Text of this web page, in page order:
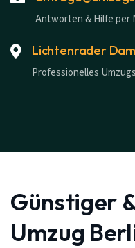
Antworten & Hilfe per
Lichtenrader
Professionelles
Günstiger
Umzug